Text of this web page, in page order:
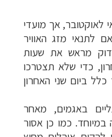
לאוקטובר, אך מועדי
לתנאי מזג האוויר
מראש את שעות
כדי שלא תצטרכו
ביום שני האחרון
באגמים, מאחר
כמו כן אסור